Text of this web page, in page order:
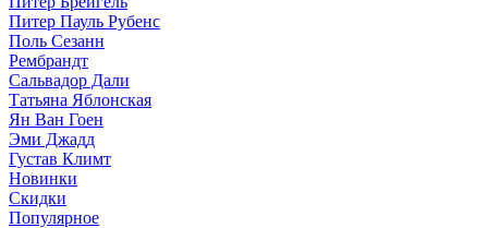
Питер Пауль Рубенс
Поль Сезанн
Рембрандт
Сальвадор Дали
Татьяна Яблонская
Ян Ван Гоен
Эми Джадд
Густав Климт
Новинки
Скидки
Популярное